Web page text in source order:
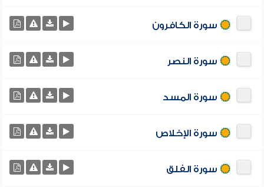
سورة الكافرون
سورة النصر
سورة المسد
سورة الإخلاص
سورة الفلق